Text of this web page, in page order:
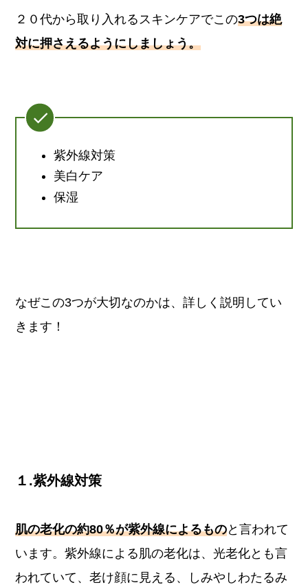
２０代から取り入れるスキンケアでこの3つは絶
対に押さえるようにしましょう。
紫外線対策
美白ケア
保湿
なぜこの3つが大切なのかは、詳しく説明してい
きます！
１.紫外線対策
肌の老化の約80％が紫外線によるものと言われて
います。紫外線による肌の老化は、光老化とも言
われていて、老け顔に見える、しみやしわたるみ